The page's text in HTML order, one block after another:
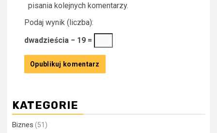
pisania kolejnych komentarzy.
Podaj wynik (liczba):
dwadzieścia − 19 =
KATEGORIE
Biznes (51)